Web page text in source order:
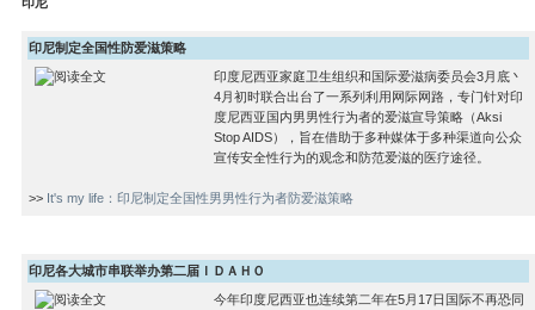
印尼制定全国性防爱滋策略
印度尼西亚家庭卫生组织和国际爱滋病委员会3月底丶
4月初时联合出台了一系列利用网际网路，专门针对印
度尼西亚国内男男性行为者的爱滋宣导策略（Aksi
Stop AIDS），旨在借助于多种媒体于多种渠道向公众
宣传安全性行为的观念和防范爱滋的医疗途径。
>> It's my life：印尼制定全国性男男性行为者防爱滋策略
印尼各大城市串联举办第二届ＩＤＡＨＯ
今年印度尼西亚也连续第二年在5月17日国际不再恐同